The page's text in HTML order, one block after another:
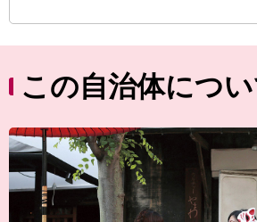
この自治体につ